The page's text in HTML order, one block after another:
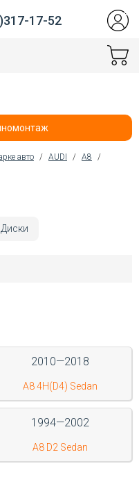
17-52
авто / AUDI / A8
/
Диски
2010—2018
A8 4H(D4) Sedan
1994—2002
A8 D2 Sedan